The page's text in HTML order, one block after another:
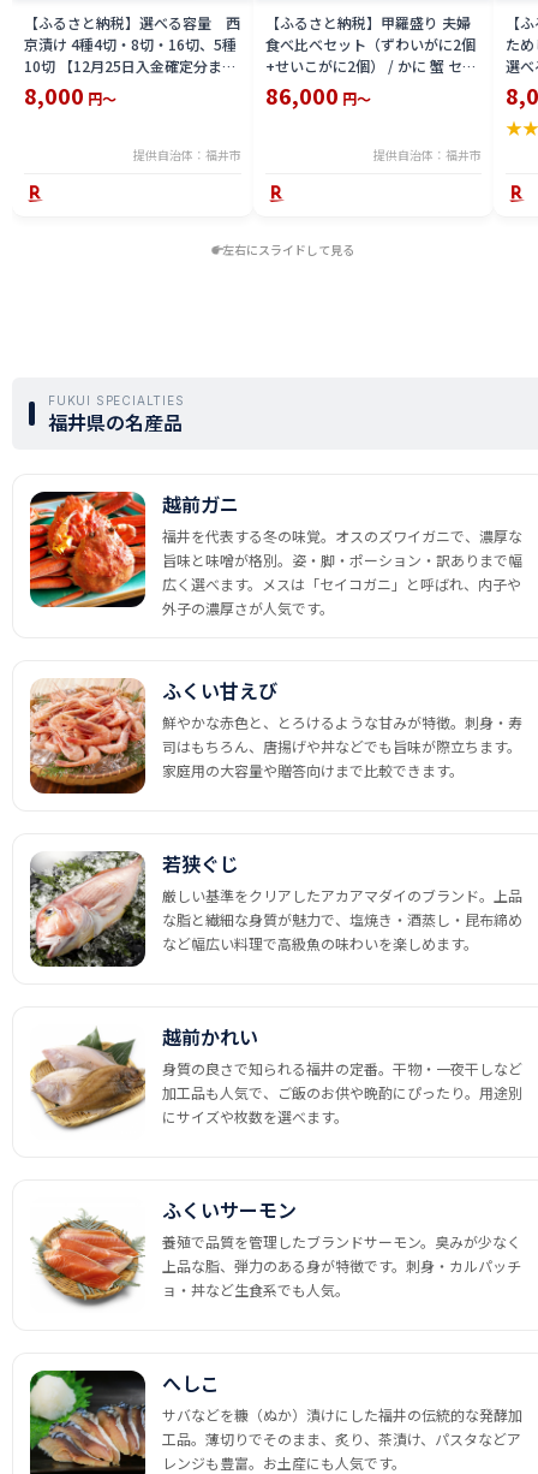
【ふるさと納税】選べる容量 西
京漬け 4種4切・8切・16切、5種
10切 【12月25日入金確定分まで
「年内発送」「年内配送」「年内
お届け」】/ レンジで温めるだけ
8,000 円～
提供自治体：福井市
【ふるさと納税】甲羅盛り 夫婦
食べ比べセット（ずわいがに2個
+せいこがに2個） / かに 蟹 セイ
コ ずわい ズワイ 内子 外子 国産
冷凍 冬 冬の味覚 珍味 グルメ 国
86,000 円～
提供自治体：福井市
【
た
選
鯖
用
テラ
★
左右にスライドして見る
FUKUI SPECIALTIES
福井県の名産品
越前ガニ
福井を代表する冬の味覚。オスのズワイガニで、濃厚な
旨味と味噌が格別。姿・脚・ポーション・訳ありまで幅
広く選べます。メスは「セイコガニ」と呼ばれ、内子や
外子の濃厚さが人気です。
ふくい甘えび
鮮やかな赤色と、とろけるような甘みが特徴。刺身・寿
司はもちろん、唐揚げや丼などでも旨味が際立ちます。
家庭用の大容量や贈答向けまで比較できます。
若狭ぐじ
厳しい基準をクリアしたアカアマダイのブランド。上品
な脂と繊細な身質が魅力で、塩焼き・酒蒸し・昆布締め
など幅広い料理で高級魚の味わいを楽しめます。
越前かれい
身質の良さで知られる福井の定番。干物・一夜干しなど
加工品も人気で、ご飯のお供や晩酌にぴったり。用途別
にサイズや枚数を選べます。
ふくいサーモン
養殖で品質を管理したブランドサーモン。臭みが少なく
上品な脂、弾力のある身が特徴です。刺身・カルパッチ
ョ・丼など生食系でも人気。
へしこ
サバなどを糠（ぬか）漬けにした福井の伝統的な発酵加
工品。薄切りでそのまま、炙り、茶漬け、パスタなどア
レンジも豊富。お土産にも人気です。